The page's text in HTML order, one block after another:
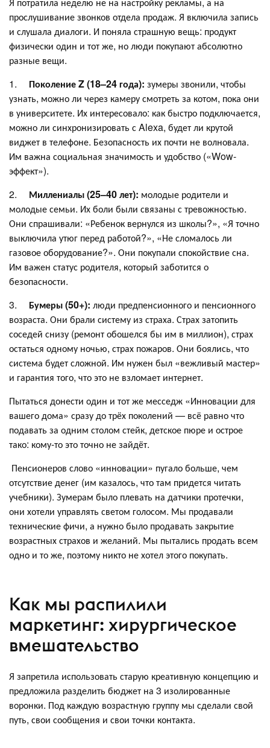
прослушивание звонков отдела продаж. Я включила запись
и слушала диалоги. И поняла страшную вещь: продукт
физически один и тот же, но люди покупают абсолютно
разные вещи.
1. Поколение Z (18–24 года): зумеры звонили, чтобы
узнать, можно ли через камеру смотреть за котом, пока они
в университете. Их интересовало: как быстро подключается,
можно ли синхронизировать с Alexa, будет ли крутой
виджет в телефоне. Безопасность их почти не волновала.
Им важна социальная значимость и удобство («Wow-
эффект»).
2. Миллениалы (25–40 лет): молодые родители и
молодые семьи. Их боли были связаны с тревожностью.
Они спрашивали: «Ребенок вернулся из школы?», «Я точно
выключила утюг перед работой?», «Не сломалось ли
газовое оборудование?». Они покупали спокойствие сна.
Им важен статус родителя, который заботится о
безопасности.
3. Бумеры (50+): люди предпенсионного и пенсионного
возраста. Они брали систему из страха. Страх затопить
соседей снизу (ремонт обошелся бы им в миллион), страх
остаться одному ночью, страх пожаров. Они боялись, что
система будет сложной. Им нужен был «вежливый мастер»
и гарантия того, что это не взломает интернет.
Пытаться донести один и тот же месседж «Инновации для
вашего дома» сразу до трёх поколений — всё равно что
подавать за одним столом стейк, детское пюре и острое
тако: кому-то это точно не зайдёт.
Пенсионеров слово «инновации» пугало больше, чем
отсутствие денег (им казалось, что там придется читать
учебники). Зумерам было плевать на датчики протечки,
они хотели управлять светом голосом. Мы продавали
технические фичи, а нужно было продавать закрытие
возрастных страхов и желаний. Мы пытались продать всем
одно и то же, поэтому никто не хотел этого покупать.
Как мы распилили
маркетинг: хирургическое
вмешательство
Я запретила использовать старую креативную концепцию и
предложила разделить бюджет на 3 изолированные
воронки. Под каждую возрастную группу мы сделали свой
путь, свои сообщения и свои точки контакта.